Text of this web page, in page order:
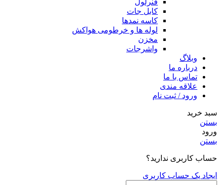
فنرلول
کابل جات
کاسه نمدها
لوله ها و خرطومی هواکش
مخزن
واشرجات
وبلاگ
درباره ما
تماس با ما
علاقه مندی
ورود / ثبت نام
سبد خرید
بستن
ورود
بستن
حساب کاربری ندارید؟
ایجاد یک حساب کاربری